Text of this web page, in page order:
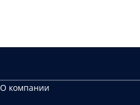
О компании